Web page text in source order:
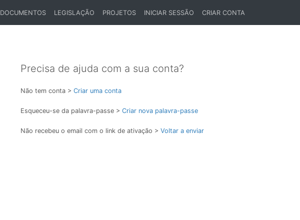
DOCUMENTOS LEGISLAÇÃO PROJETOS INICIAR SESSÃO CRIAR CONTA
Precisa de ajuda com a sua conta?
Não tem conta > Criar uma conta
Esqueceu-se da palavra-passe > Criar nova palavra-passe
Não recebeu o email com o link de ativação > Voltar a enviar